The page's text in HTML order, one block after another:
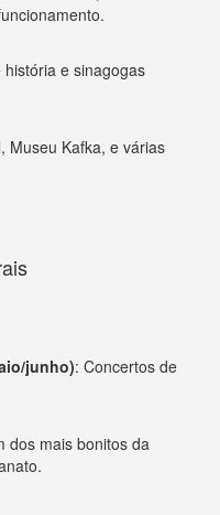
história e sinagogas
Museu Kafka, e várias
junho): Concertos de
dos mais bonitos da